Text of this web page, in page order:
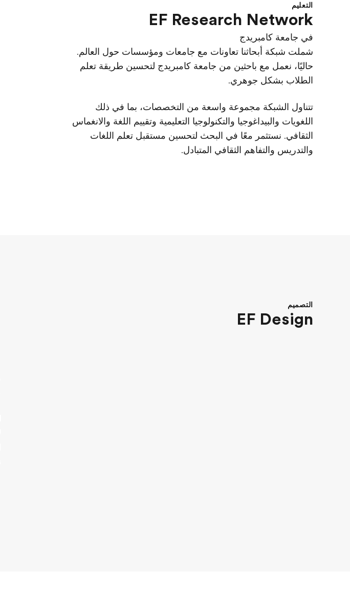
التعليم
EF Research Network
في جامعة كامبريدج
شملت شبكة أبحاثنا تعاونات مع جامعات ومؤسسات حول العالم.
حاليًا، نعمل مع باحثين من جامعة كامبريدج لتحسين طريقة تعلم
الطلاب بشكل جوهري.
تتناول الشبكة مجموعة واسعة من التخصصات، بما في ذلك
اللغويات والبيداغوجيا والتكنولوجيا التعليمية وتقييم اللغة والانغماس
الثقافي. نستثمر معًا في البحث لتحسين مستقبل تعلم اللغات
والتدريس والتفاهم الثقافي المتبادل.
التصميم
EF Design